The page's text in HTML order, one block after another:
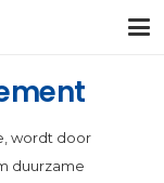
wordt door
duurzame